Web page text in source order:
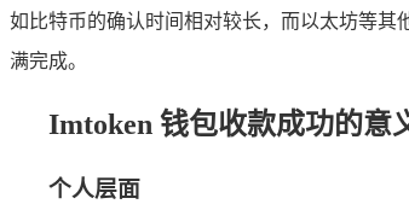
如比特币的确认时间相对较长，而以太坊等其
满完成。
Imtoken 钱包收款成功的意
个人层面